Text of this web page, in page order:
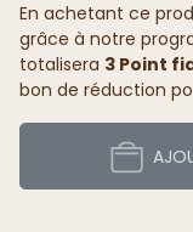
En achetant ce
grâce à notre
totalisera 3 Point
bon de réduction